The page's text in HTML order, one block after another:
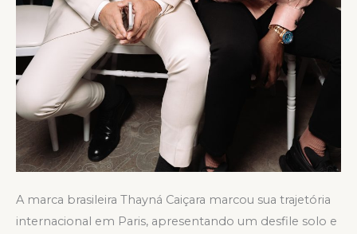
A marca brasileira Thayná Caiçara marcou sua trajetória
internacional em Paris, apresentando um desfile solo e